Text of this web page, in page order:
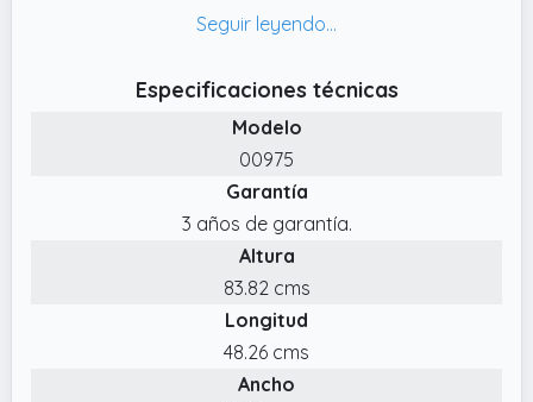
programas: un programa para cada
✔️ Drum Clean. El tambor se limpia solo para
evitar la acumulación de bacterias.
✔️ Clase A: máxima eficiencia energética que
permite un gran ahorro energético en cada
lavado. Motor Inverter Plus: garantiza un
funcionamiento eficiente lavado tras lavado,
lo que permite ahorrar más de un 50% en
comparación con un motor universal.
Especificaciones técnicas
Modelo
00975
Garantía
3 años de garantía.
Altura
83.82 cms
Longitud
48.26 cms
Ancho